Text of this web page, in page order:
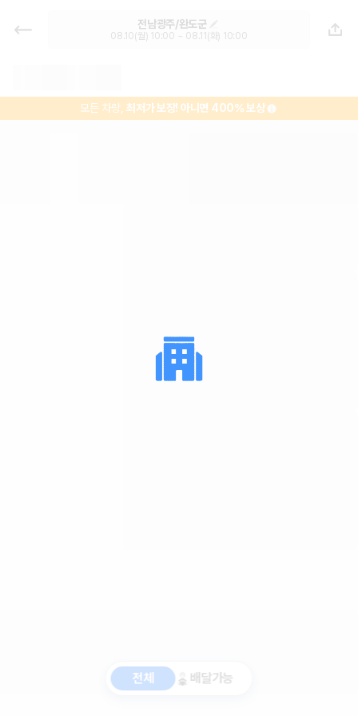
완도공용버스터미널 렌트카 추천 | 최
저가 한눈에 비교 렌터카 카모아
전남광주/완도군
08.10(월) 10:00 ~ 08.11(화) 10:00
모든 차량,최저가 보장! 아니면 400% 보상
전체 배달가능